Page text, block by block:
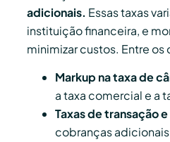
adicionais. Essas taxas
instituição financeira, e
minimizar custos. Entre
Markup na taxa de
a taxa comercial e a
Taxas de transação
cobranças